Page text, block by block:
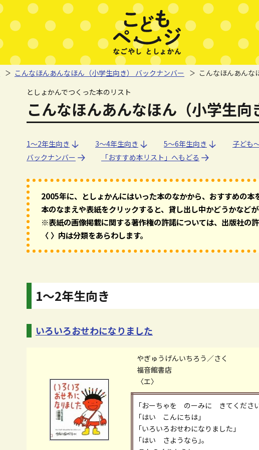
こんなほんあんなほん（小学生向き） バックナンバー
こんなほんあんな
としょかんでつくった本のリスト
こんなほんあんなほん（小学生
1～2年生向き
1～2年生向き 3～4年生向き
3～4年生向き 5～6年生向き
5～6年生向き 子ども
子ども
バックナンバー
「おすすめ本リスト」へもどる
2005年に、としょかんにはいった本のなかから、おすすめの本
本のなまえや表紙をクリックすると、貸し出し中かどうかなど
※表紙の画像掲載に関する著作権の許諾については、出版社の
〈 〉内は分類をあらわします。
1～2年生向き
いろいろおせわになりました
やぎゅうげんいちろう／さく
福音館書店
〈エ〉
｢おーちゃを のーみに きてくださ
｢はい こんにちは｣
｢いろいろおせわになりました｣
｢はい さようなら｣。